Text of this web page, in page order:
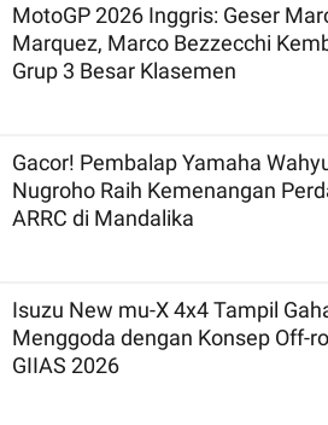
MotoGP 2026 Inggris: Geser
Marquez, Marco Bezzecchi
Grup 3 Besar Klasemen
Gacor! Pembalap Yamaha
Nugroho Raih Kemenangan
ARRC di Mandalika
Isuzu New mu-X 4x4 Tampil
Menggoda dengan Konsep Off-
GIIAS 2026